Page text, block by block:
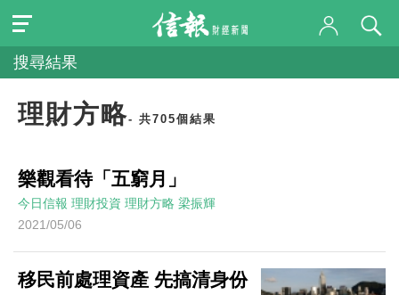
搜尋結果
理財方略- 共705個結果
樂觀看待「五窮月」
今日信報 理財投資 理財方略 梁振輝
2021/05/06
移民前處理資產 先搞清身份